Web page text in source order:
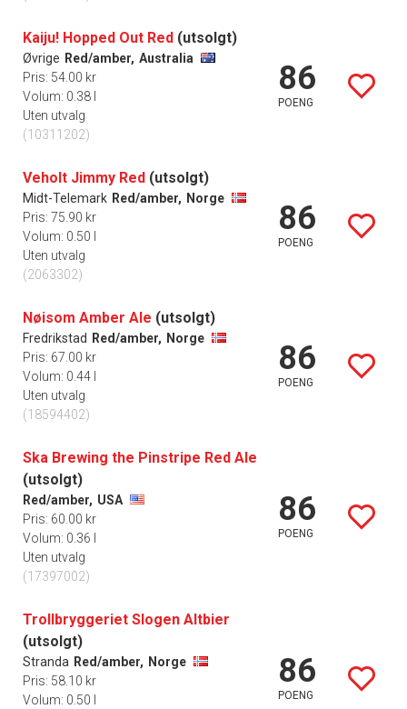
Kaiju! Hopped Out Red (utsolgt)
Øvrige Red/amber, Australia
Pris: 54.00 kr
Volum: 0.38 l
Uten utvalg
(10311202)
86
POENG
Veholt Jimmy Red (utsolgt)
Midt-Telemark Red/amber, Norge
Pris: 75.90 kr
Volum: 0.50 l
Uten utvalg
(2063302)
86
POENG
Nøisom Amber Ale (utsolgt)
Fredrikstad Red/amber, Norge
Pris: 67.00 kr
Volum: 0.44 l
Uten utvalg
(18594402)
86
POENG
Ska Brewing the Pinstripe Red Ale
(utsolgt)
Red/amber, USA
Pris: 60.00 kr
Volum: 0.36 l
Uten utvalg
(17397002)
86
POENG
Trollbryggeriet Slogen Altbier
(utsolgt)
Stranda Red/amber, Norge
Pris: 58.10 kr
Volum: 0.50 l
86
POENG